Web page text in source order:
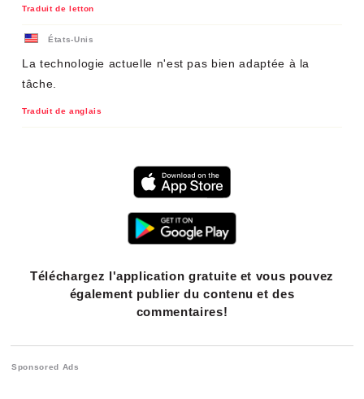
Traduit de letton
États-Unis
La technologie actuelle n'est pas bien adaptée à la
tâche.
Traduit de anglais
Téléchargez l'application gratuite et vous pouvez
également publier du contenu et des
commentaires!
Sponsored Ads